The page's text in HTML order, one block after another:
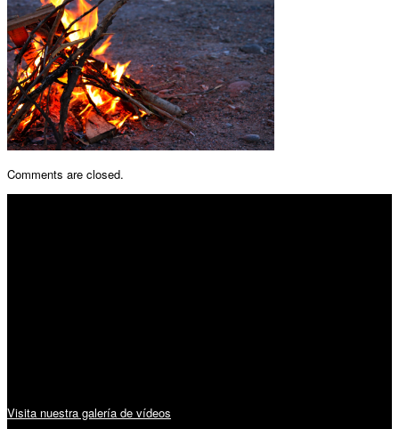
Comments are closed.
Visita nuestra galería de vídeos